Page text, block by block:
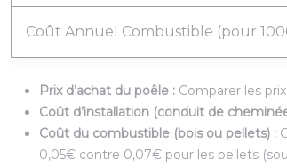
Coût Annuel Combustible (pour
Prix d’achat du poêle : Comparer les
Coût d’installation (conduit de
Coût du combustible (bois ou pellets) :
0,05€ contre 0,07€ pour les pellets